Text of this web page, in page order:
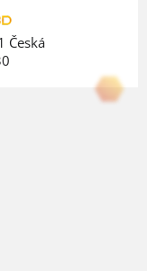
Česká